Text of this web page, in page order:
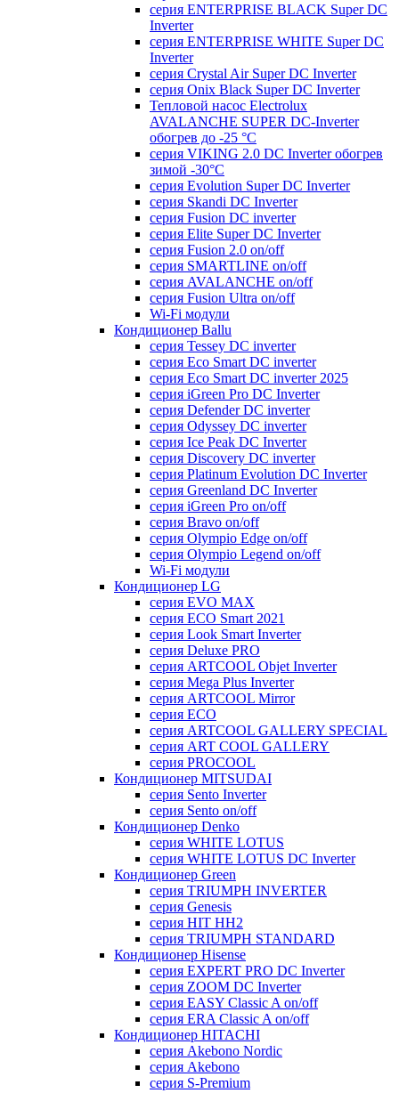
серия ENTERPRISE BLACK Super DC
Inverter
серия ENTERPRISE WHITE Super DC
Inverter
серия Crystal Air Super DC Inverter
серия Onix Black Super DC Inverter
Тепловой насос Electrolux
AVALANCHE SUPER DC-Inverter
обогрев до -25 °С
серия VIKING 2.0 DC Inverter обогрев
зимой -30°С
серия Evolution Super DC Inverter
серия Skandi DC Inverter
серия Fusion DC inverter
серия Elite Super DC Inverter
серия Fusion 2.0 on/off
серия SMARTLINE on/off
серия AVALANCHE on/off
серия Fusion Ultra on/off
Wi-Fi модули
Кондиционер Ballu
серия Tessey DC inverter
серия Eco Smart DC inverter
серия Eco Smart DC inverter 2025
серия iGreen Pro DC Inverter
серия Defender DC inverter
серия Odyssey DC inverter
серия Ice Peak DС Inverter
cерия Discovery DC inverter
серия Platinum Evolution DC Inverter
серия Greenland DC Inverter
серия iGreen Pro on/off
серия Bravo on/off
серия Olympio Edge on/off
серия Olympio Legend on/off
Wi-Fi модули
Кондиционер LG
серия EVO MAX
серия ECO Smart 2021
серия Look Smart Inverter
серия Deluxe PRO
серия ARTCOOL Objet Inverter
серия Mega Plus Inverter
серия ARTCOOL Mirror
серия ECO
серия ARTCOOL GALLERY SPECIAL
серия ART COOL GALLERY
серия PROCOOL
Кондиционер MITSUDAI
серия Sento Inverter
серия Sento on/off
Кондиционер Denko
серия WHITE LOTUS
серия WHITE LOTUS DC Inverter
Кондиционер Green
серия TRIUMPH INVERTER
серия Genesis
серия HIT HH2
серия TRIUMPH STANDARD
Кондиционер Hisense
серия EXPERT PRO DC Inverter
серия ZOOM DC Inverter
серия EASY Classic A on/off
серия ERA Classic A on/off
Кондиционер HITACHI
cерия Akebono Nordic
серия Akebono
серия S-Premium